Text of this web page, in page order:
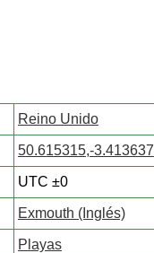
Reino Unido
50.615315,-3.413637
UTC ±0
Exmouth (Inglés)
Playas